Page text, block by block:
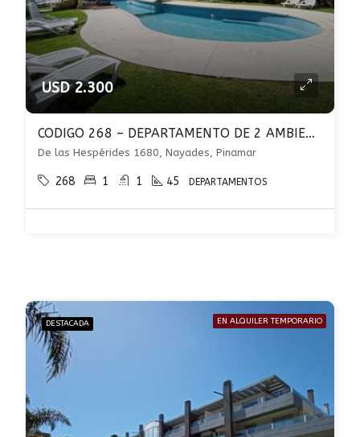
USD 2.300
CODIGO 268 – DEPARTAMENTO DE 2 AMBIENTES – COCHERA – PARRILLA – PILETA – PINAMAR
De las Hespérides 1680, Nayades, Pinamar
268 1 1 45 DEPARTAMENTOS
DESTACADA EN ALQUILER TEMPORARIO